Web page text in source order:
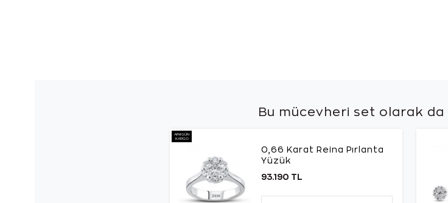
Bu mücevheri set olarak da
AYNI GÜN
KARGO
0,66 Karat Reina Pırlanta
Yüzük
93.190 TL